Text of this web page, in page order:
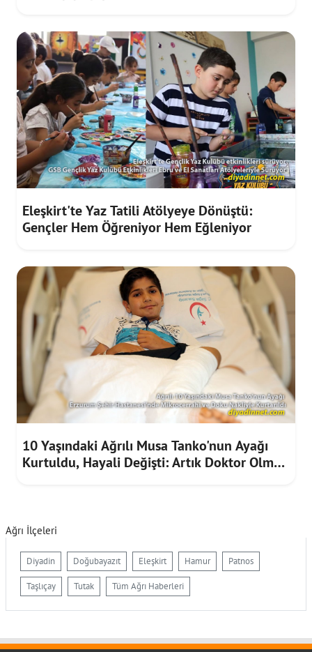
Eleşkirt'te Yaz Tatili Atölyeye Dönüştü:
Gençler Hem Öğreniyor Hem Eğleniyor
10 Yaşındaki Ağrılı Musa Tanko'nun Ayağı
Kurtuldu, Hayali Değişti: Artık Doktor Olmak
Ağrı İlçeleri
Diyadin Doğubayazıt Eleşkirt Hamur Patnos
Taşlıçay Tutak Tüm Ağrı Haberleri